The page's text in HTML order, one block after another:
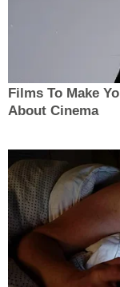
Films To Make
About Cinema